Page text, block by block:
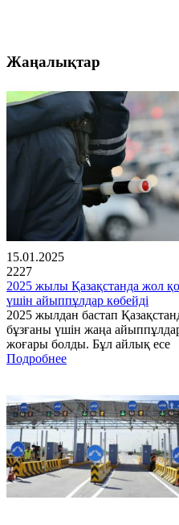
Жаңалықтар
15.01.2025
2227
2025 жылы Қазақстанда жол
үшін айыппұлдар көбейді
2025 жылдан бастап
бұзғаны үшін жаңа
жоғары болды. Бұл айлық есе
Подробнее